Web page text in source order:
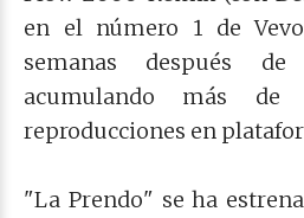
en el número 1 de
semanas después
acumulando más
reproducciones en
"La Prendo" se ha